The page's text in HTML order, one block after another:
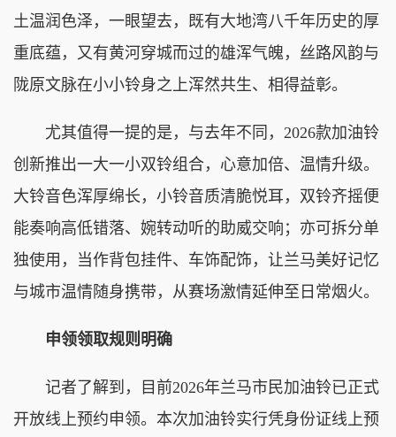
土温润色泽，一眼望去，既有大地湾八千年历史的厚
重底蕴，又有黄河穿城而过的雄浑气魄，丝路风韵与
陇原文脉在小小铃身之上浑然共生、相得益彰。
尤其值得一提的是，与去年不同，2026款加油铃
创新推出一大一小双铃组合，心意加倍、温情升级。
大铃音色浑厚绵长，小铃音质清脆悦耳，双铃齐摇便
能奏响高低错落、婉转动听的助威交响；亦可拆分单
独使用，当作背包挂件、车饰配饰，让兰马美好记忆
与城市温情随身携带，从赛场激情延伸至日常烟火。
申领领取规则明确
记者了解到，目前2026年兰马市民加油铃已正式
开放线上预约申领。本次加油铃实行凭身份证线上预